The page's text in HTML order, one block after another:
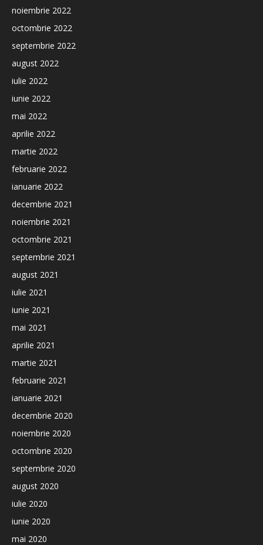
noiembrie 2022
octombrie 2022
septembrie 2022
august 2022
iulie 2022
iunie 2022
mai 2022
aprilie 2022
martie 2022
februarie 2022
ianuarie 2022
decembrie 2021
noiembrie 2021
octombrie 2021
septembrie 2021
august 2021
iulie 2021
iunie 2021
mai 2021
aprilie 2021
martie 2021
februarie 2021
ianuarie 2021
decembrie 2020
noiembrie 2020
octombrie 2020
septembrie 2020
august 2020
iulie 2020
iunie 2020
mai 2020